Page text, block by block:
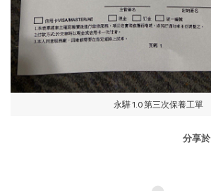
永驊 1.0 第三次保養工單
分享於